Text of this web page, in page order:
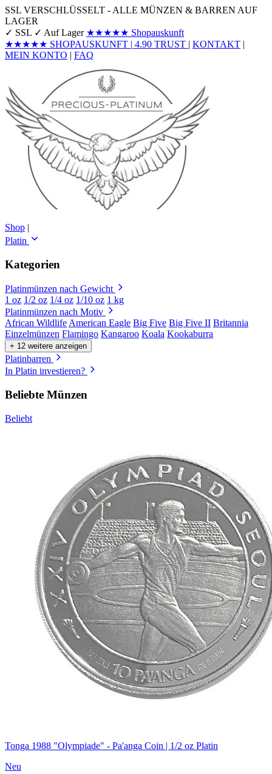
SSL VERSCHLÜSSELT - ALLE MÜNZEN & BARREN AUF
LAGER
✓ SSL ✓ Auf Lager ★★★★★ Shopauskunft
★★★★★ SHOPAUSKUNFT | 4.90 TRUST | KONTAKT |
MEIN KONTO | FAQ
Shop |
Platin
Kategorien
Platinmünzen nach Gewicht
1 oz 1/2 oz 1/4 oz 1/10 oz 1 kg
Platinmünzen nach Motiv
African WildlifeAmerican Eagle Big Five Big Five II Britannia
Einzelmünzen Flamingo Kangaroo Koala Kookaburra
+ 12 weitere anzeigen
Platinbarren
In Platin investieren?
Beliebte Münzen
Beliebt
Tonga 1988 "Olympiade" - Pa'anga Coin | 1/2 oz Platin
Neu